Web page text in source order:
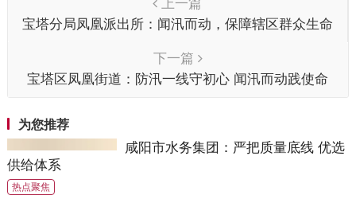
上一篇
宝塔分局凤凰派出所：闻汛而动，保障辖区群众生命
下一篇
宝塔区凤凰街道：防汛一线守初心 闻汛而动践使命
为您推荐
咸阳市水务集团：严把质量底线 优选
供给体系
热点聚焦